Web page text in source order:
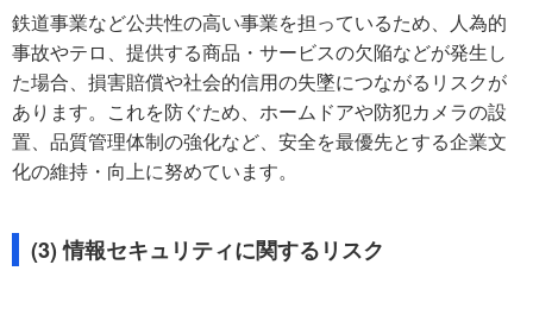
鉄道事業など公共性の高い事業を担っているため、人為的
事故やテロ、提供する商品・サービスの欠陥などが発生し
た場合、損害賠償や社会的信用の失墜につながるリスクが
あります。これを防ぐため、ホームドアや防犯カメラの設
置、品質管理体制の強化など、安全を最優先とする企業文
化の維持・向上に努めています。
(3) 情報セキュリティに関するリスク